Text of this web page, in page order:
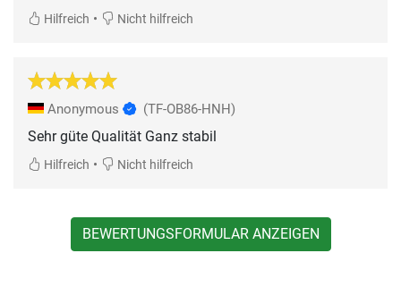
Hilfreich • Nicht hilfreich
Anonymous (TF-OB86-HNH)
Sehr güte Qualität Ganz stabil
Hilfreich • Nicht hilfreich
BEWERTUNGSFORMULAR ANZEIGEN